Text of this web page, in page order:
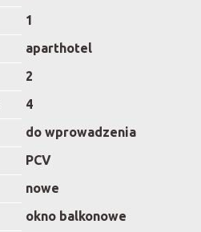
1
aparthotel
2
4
do wprowadzenia
PCV
nowe
okno balkonowe